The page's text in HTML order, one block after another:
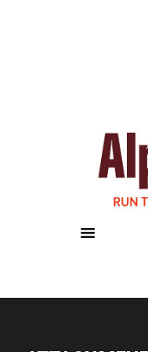
Résultats
Galerie
Infos pratiques